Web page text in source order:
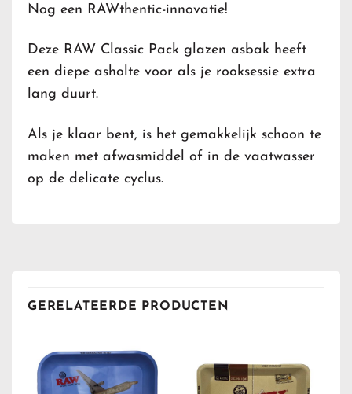
Nog een RAWthentic-innovatie!
Deze RAW Classic Pack glazen asbak heeft
een diepe asholte voor als je rooksessie extra
lang duurt.
Als je klaar bent, is het gemakkelijk schoon te
maken met afwasmiddel of in de vaatwasser
op de delicate cyclus.
GERELATEERDE PRODUCTEN